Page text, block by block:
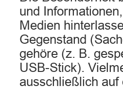
und
Medien
Gegenstand
gehöre (z. B.
USB-Stick).
ausschließlich